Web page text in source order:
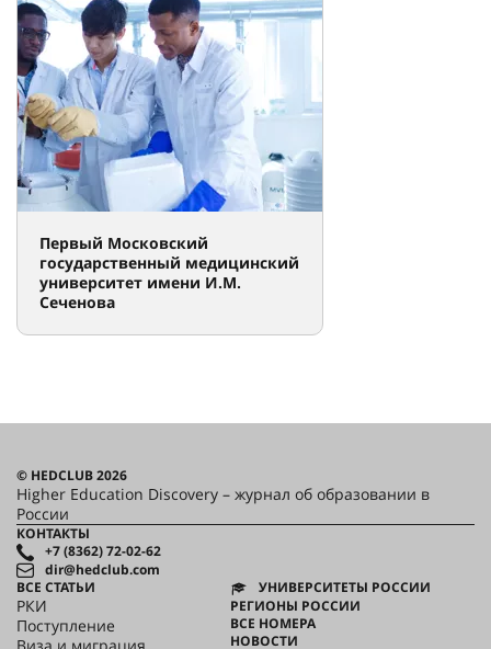
Первый Московский
государственный медицинский
университет имени И.М.
Сеченова
© HEDCLUB 2026
Higher Education Discovery – журнал об образовании в
России
КОНТАКТЫ
+7 (8362) 72-02-62
dir@hedclub.com
ВСЕ СТАТЬИ
РКИ
Поступление
УНИВЕРСИТЕТЫ РОССИИ
РЕГИОНЫ РОССИИ
ВСЕ НОМЕРА
НОВОСТИ